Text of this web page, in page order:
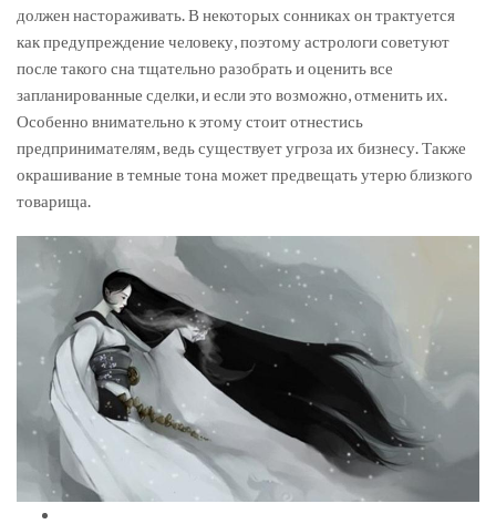
должен настораживать. В некоторых сонниках он трактуется
как предупреждение человеку, поэтому астрологи советуют
после такого сна тщательно разобрать и оценить все
запланированные сделки, и если это возможно, отменить их.
Особенно внимательно к этому стоит отнестись
предпринимателям, ведь существует угроза их бизнесу. Также
окрашивание в темные тона может предвещать утерю близкого
товарища.